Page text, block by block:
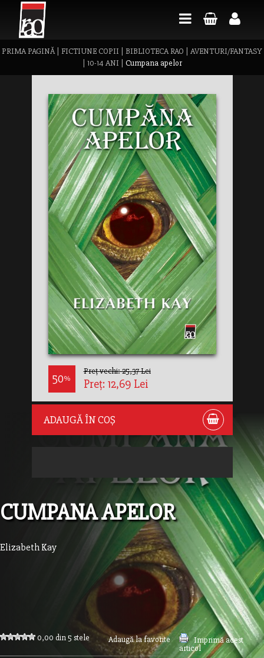
PRIMA PAGINĂ| FICTIUNE COPII BIBLIOTECA RAO
AVENTURI/FANTASY
10-14 ANI Cumpana apelor
50%
Preț vechi: 25,37 Lei
Preț: 12,69 Lei
ADAUGĂ ÎN COȘ
CUMPANA APELOR
Elizabeth Kay
0,00 din 5 stele Adaugă la favorite
Imprimă acest
articol